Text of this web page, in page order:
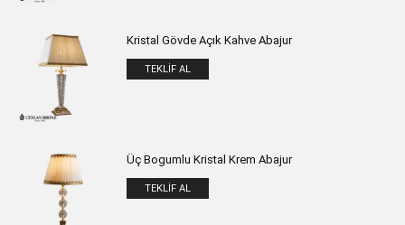
Kristal Gövde Açık Kahve Abajur
TEKLIF AL
Üç Bogumlu Kristal Krem Abajur
TEKLIF AL